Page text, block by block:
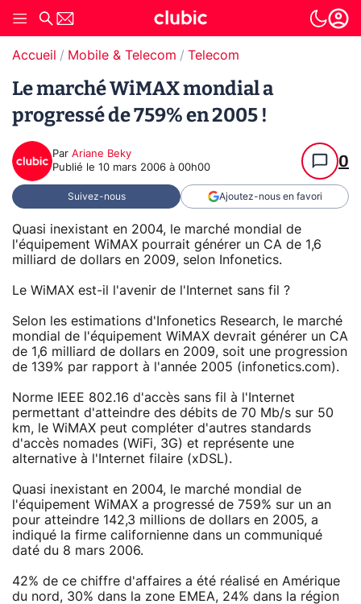
Accueil Mobile & Telecom Telecom
Le marché WiMAX mondial a
progressé de 759% en 2005 !
Par Ariane Beky
Publié le 10 mars 2006 à 00h00 0
Suivez-nous Ajoutez-nous en favori
Quasi inexistant en 2004, le marché mondial de
l'équipement WiMAX pourrait générer un CA de 1,6
milliard de dollars en 2009, selon Infonetics.
Le WiMAX est-il l'avenir de l'Internet sans fil ?
Selon les estimations d'Infonetics Research, le marché
mondial de l'équipement WiMAX devrait générer un CA
de 1,6 milliard de dollars en 2009, soit une progression
de 139% par rapport à l'année 2005 (infonetics.com).
Norme IEEE 802.16 d'accès sans fil à l'Internet
permettant d'atteindre des débits de 70 Mb/s sur 50
km, le WiMAX peut compléter d'autres standards
d'accès nomades (WiFi, 3G) et représente une
alternative à l'Internet filaire (xDSL).
Quasi inexistant en 2004, le marché mondial de
l'équipement WiMAX a progressé de 759% sur un an
pour atteindre 142,3 millions de dollars en 2005, a
indiqué la firme californienne dans un communiqué
daté du 8 mars 2006.
42% de ce chiffre d'affaires a été réalisé en Amérique
du nord, 30% dans la zone EMEA, 24% dans la région